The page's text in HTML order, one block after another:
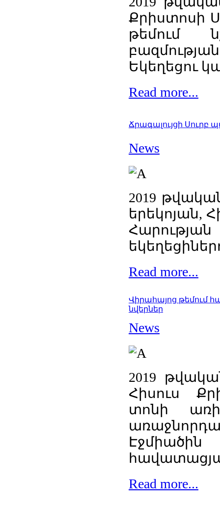
Քրիստոսի
թեմում
Եկեղեցու
Read more...
Ճրագալույցի Սուրբ
News
2019
երեկոյան,
Read more...
Վիրահայոց թեմում
նվերներ
News
2019
Հիսուս
տոնի
Read more...